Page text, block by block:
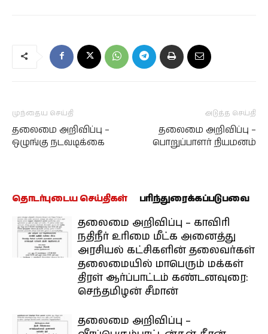
முந்தைய செய்தி
தலைமை அறிவிப்பு –
ஒழுங்கு நடவடிக்கை
அடுத்த செய்தி
தலைமை அறிவிப்பு –
பொறுப்பாளர் நியமனம்
தொடர்புடைய செய்திகள் பரிந்துரைக்கப்படுபவை
தலைமை அறிவிப்பு – காவிரி
நதிநீர் உரிமை மீட்க அனைத்து
அரசியல் கட்சிகளின் தலைவர்கள்
தலைமையில் மாபெரும் மக்கள்
திரள் ஆர்ப்பாட்டம் கண்டனவுரை:
செந்தமிழன் சீமான்
தலைமை அறிவிப்பு –